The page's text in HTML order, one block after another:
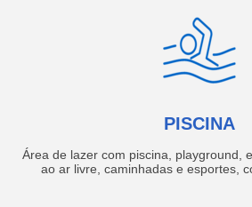
PISCINA
Área de lazer com piscina, playground,
ao ar livre, caminhadas e esportes,